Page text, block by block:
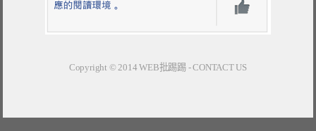
Copyright © 2014WEB批踢踢-CONTACT US